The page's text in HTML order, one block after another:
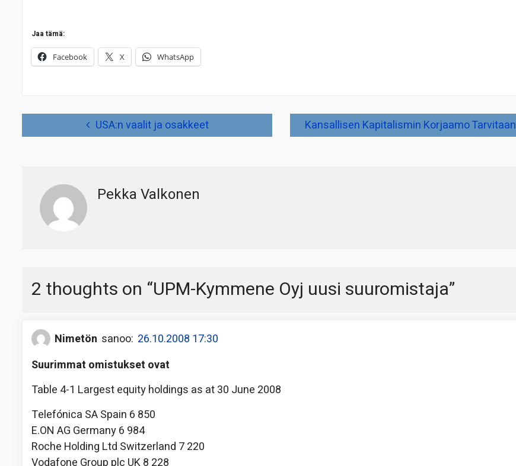
Jaa tämä:
Facebook X WhatsApp
USA:n vaalit ja osakkeet Kansallisen Kapitalismin Korjaamo Tarvitaan
Pekka Valkonen
2 thoughts on “UPM-Kymmene Oyj uusi suuromistaja”
Nimetön sanoo: 26.10.2008 17:30
Suurimmat omistukset ovat
Table 4-1 Largest equity holdings as at 30 June 2008
Telefónica SA Spain 6 850
E.ON AG Germany 6 984
Roche Holding Ltd Switzerland 7 220